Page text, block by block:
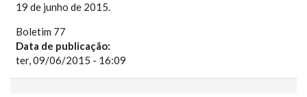
19 de junho de 2015.
Boletim 77
Data de publicação:
ter, 09/06/2015 - 16:09